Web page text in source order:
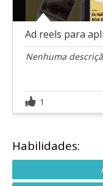
Ad reels para
Nenhuma
1
Habilidades: